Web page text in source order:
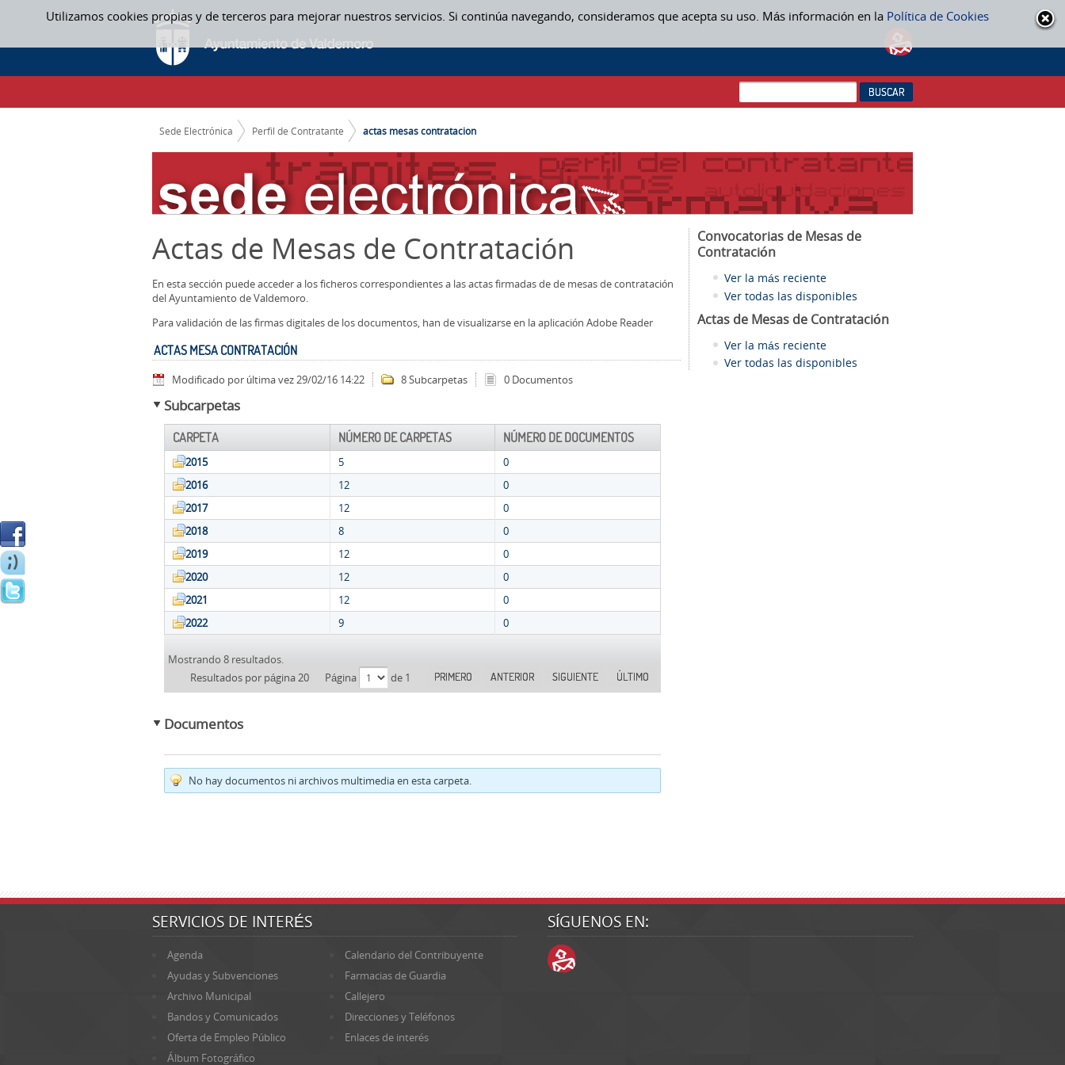
Utilizamos cookies propias y de terceros para mejorar nuestros servicios. Si continúa navegando, consideramos que acepta su uso. Más información en la Política de Cookies
Saltar al contenido
ACTAS MESA CONTRATACIÓN - ACTAS MESAS CONTRATACION
CAMINO DE MIGAS
Sede Electrónica Perfil de Contratante actas mesas contratacion
Actas de Mesas de Contratación
En esta sección puede acceder a los ficheros correspondientes a las actas firmadas de de mesas de contratación
del Ayuntamiento de Valdemoro.
Para validación de las firmas digitales de los documentos, han de visualizarse en la aplicación Adobe Reader
ACTAS MESA CONTRATACIÓN
Modificado por última vez 29/02/16 14:22 8 Subcarpetas 0 Documentos
Subcarpetas
CARPETA NÚMERO DE CARPETAS NÚMERO DE DOCUMENTOS
2015 5
0
2016
12
0
2017
12
0
2018
8
0
2019
12
0
2020
12
0
2021
12
0
2022
9 0
Mostrando 8 resultados.
Resultados por página 20
Página de 1 PRIMERO ANTERIOR SIGUIENTE ÚLTIMO
Documentos
No hay documentos ni archivos multimedia en esta carpeta.
Convocatorias de Mesas de
Contratación
Ver la más reciente
Ver todas las disponibles
Actas de Mesas de Contratación
Ver la más reciente
Ver todas las disponibles
SERVICIOS DE INTERÉS
Agenda
Calendario del Contribuyente
Ayudas y Subvenciones
Farmacias de Guardia
Archivo Municipal
Callejero
Bandos y Comunicados
Direcciones y Teléfonos
Oferta de Empleo Público
Enlaces de interés
Álbum Fotográfico
SÍGUENOS EN: